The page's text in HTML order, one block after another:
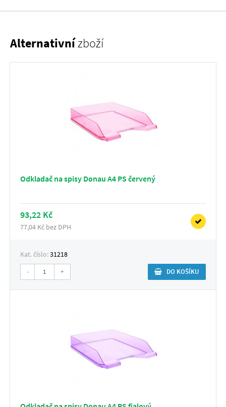
Alternativnízboží
Odkladač na spisy Donau A4 PS červený
93,22 Kč
77,04 Kč bez DPH
Kat. číslo:31218
- + DO KOŠÍKU